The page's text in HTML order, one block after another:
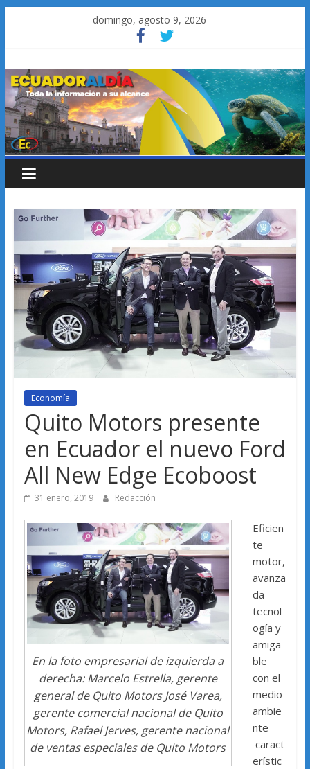
domingo, agosto 9, 2026
Economía
Quito Motors presente
en Ecuador el nuevo Ford
All New Edge Ecoboost
31 enero, 2019 Redacción
En la foto empresarial de izquierda a
derecha: Marcelo Estrella, gerente
general de Quito Motors José Varea,
gerente comercial nacional de Quito
Motors, Rafael Jerves, gerente nacional
de ventas especiales de Quito Motors
Eficien
te
motor,
avanza
da
tecnol
ogía y
amiga
ble
con el
medio
ambie
nte
caract
erístic